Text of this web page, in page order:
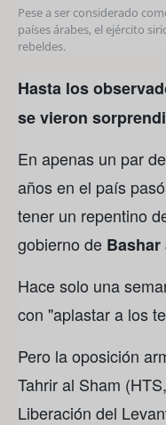
Pese a ser considerado
países árabes, el ejército
rebeldes.
Hasta los
se vieron
En apenas un par
años en el país
tener un repentino
gobierno de Bashar
Hace solo una
con "aplastar a los
Pero la oposición
Tahrir al Sham
Liberación del